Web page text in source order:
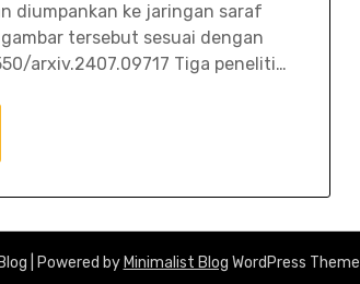
diumpankan ke jaringan saraf
tersebut sesuai dengan
arxiv.2407.09717 Tiga peneliti…
| Powered by Minimalist Blog WordPress Theme